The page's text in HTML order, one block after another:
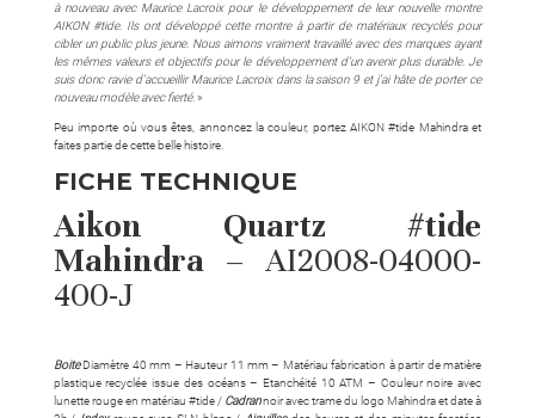
à nouveau avec Maurice Lacroix pour le développement de leur nouvelle montre
AIKON #tide. Ils ont développé cette montre à partir de matériaux recyclés pour
cibler un public plus jeune. Nous aimons vraiment travaillé avec des marques ayant
les mêmes valeurs et objectifs pour le développement d’un avenir plus durable. Je
suis donc ravie d’accueillir Maurice Lacroix dans la saison 9 et j’ai hâte de porter ce
nouveau modèle avec fierté. »
Peu importe où vous êtes, annoncez la couleur, portez AIKON #tide Mahindra et
faites partie de cette belle histoire.
FICHE TECHNIQUE
Aikon Quartz #tide
Mahindra –AI2008-04000-
400-J
BoiteDiamètre 40 mm – Hauteur 11 mm – Matériau fabrication à partir de matière
plastique recyclée issue des océans – Etanchéité 10 ATM – Couleur noire avec
lunette rouge en matériau #tide / Cadrannoir avec trame du logo Mahindra et date à